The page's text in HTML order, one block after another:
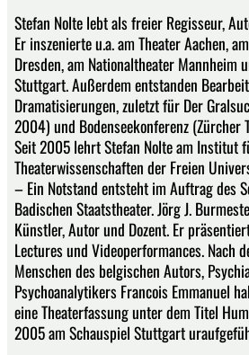
Stefan Nolte lebt als freier Regisseur,
Er inszenierte u.a. am Theater Aachen,
Dresden, am Nationaltheater Mannheim
Stuttgart. Außerdem entstanden
Dramatisierungen, zuletzt für Der
2004) und Bodenseekonferenz (Zürcher
Seit 2005 lehrt Stefan Nolte am Institut
Theaterwissenschaften der Freien
– Ein Notstand entsteht im Auftrag des
Badischen Staatstheater. Jörg J.
Künstler, Autor und Dozent. Er
Lectures und Videoperformances. Nach
Menschen des belgischen Autors,
Psychoanalytikers Francois Emmanuel
eine Theaterfassung unter dem Titel
2005 am Schauspiel Stuttgart